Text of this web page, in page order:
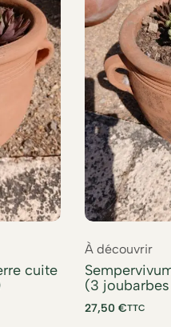
cuite
À découvrir
(3
27,50 €TTC